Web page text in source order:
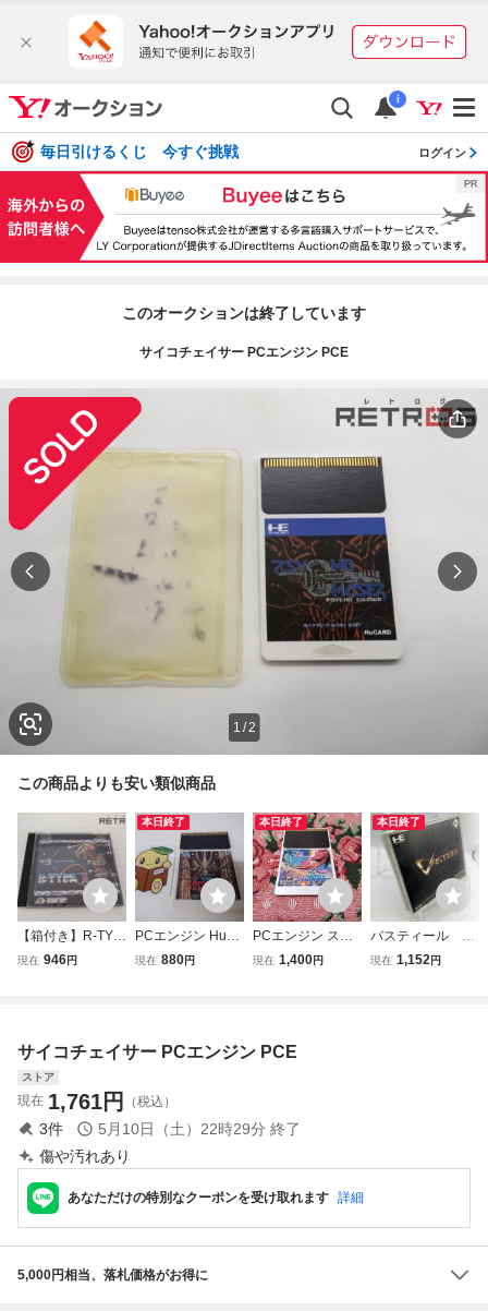
i
毎日引けるくじ 今すぐ挑戦 ログイン
このオークションは終了しています
サイコチェイサー PCエンジン PCE
1 /2
この商品よりも安い類似商品
【箱付き】R-TYP
E1 PCエンジン P
現在 946円
本日終了
PCエンジン HuC
ARD 邪聖剣 ネク
現在 880円
本日終了
PCエンジン スペ
ースハリアー
現在 1,400円
本日終了
バスティール VA
STEEL PCエンジ
現在 1,152円
サイコチェイサー PCエンジン PCE
ストア
現在 1,761円 （税込）
3件 5月10日（土）22時29分 終了
傷や汚れあり
あなただけの特別なクーポンを受け取れます 詳細
5,000円相当、落札価格がお得に